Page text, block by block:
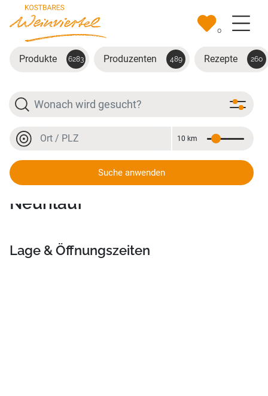
Zum Hauptinhalt springen
0
Produkte 6283 Produzenten 489 Rezepte 260
Suche
Ort oder PLZ
Entfernung
10 km
Suche anwenden
Vinothek Gastwirtschaft
Neunläuf
Lage & Öffnungszeiten